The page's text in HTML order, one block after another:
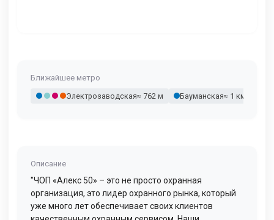
Ближайшее метро
Электрозаводская≈ 762 м Бауманская≈ 1 км 202 м
Описание
"ЧОП «Алекс 50» – это не просто охранная
организация, это лидер охранного рынка, который
уже много лет обеспечивает своих клиентов